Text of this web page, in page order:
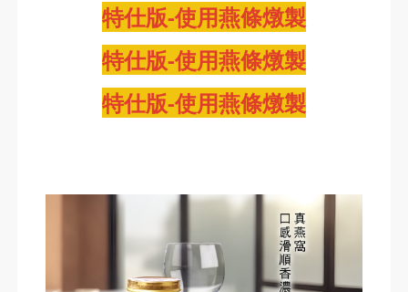
特仕版-使用燕條燉製
特仕版-使用燕條燉製
特仕版-使用燕條燉製